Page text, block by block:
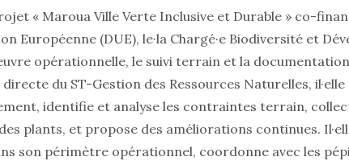
« Maroua Ville Verte Inclusive et Durable » co-
Européenne (DUE), le·la Chargé·e Biodiversité et
opérationnelle, le suivi terrain et la
du ST-Gestion des Ressources Naturelles,
identifie et analyse les contraintes terrain,
plants, et propose des améliorations continues.
son périmètre opérationnel, coordonne avec les